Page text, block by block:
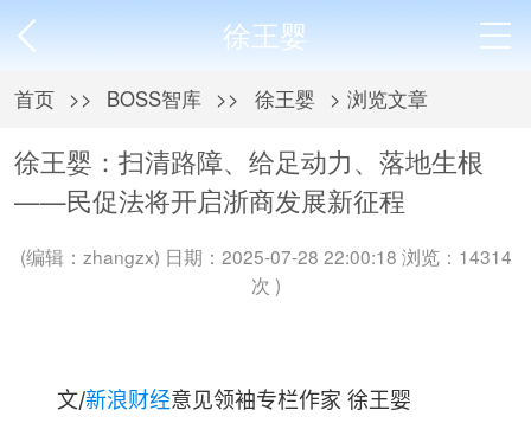
徐王婴
首页 >> BOSS智库 >> 徐王婴 > 浏览文章
徐王婴：扫清路障、给足动力、落地生根
——民促法将开启浙商发展新征程
(编辑：zhangzx) 日期：2025-07-28 22:00:18 浏览：14314
次 )
文/新浪财经意见领袖专栏作家 徐王婴